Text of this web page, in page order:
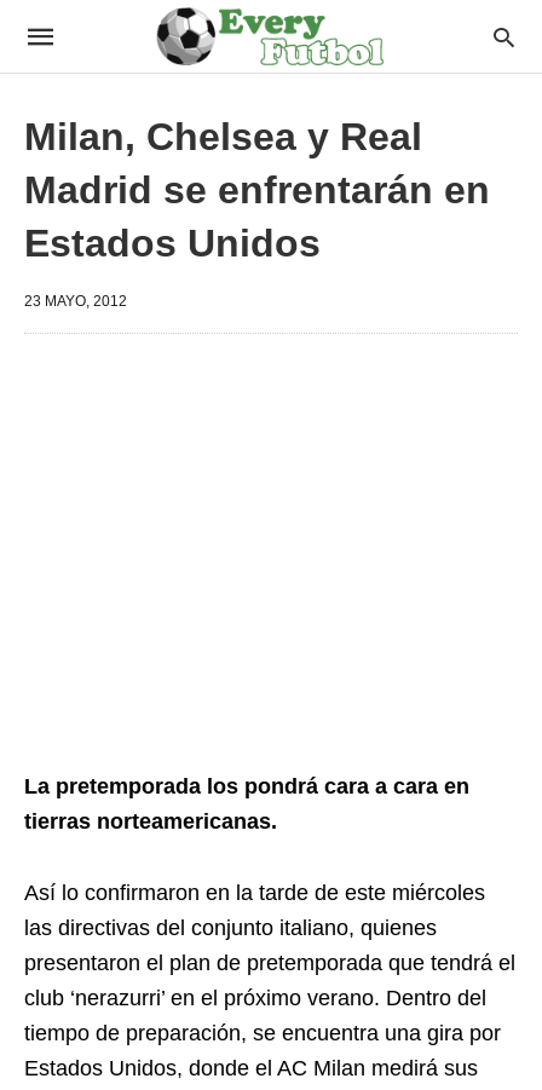
Milan, Chelsea y Real
Madrid se enfrentarán en
Estados Unidos
23 MAYO, 2012
La pretemporada los pondrá cara a cara en
tierras norteamericanas.
Así lo confirmaron en la tarde de este miércoles
las directivas del conjunto italiano, quienes
presentaron el plan de pretemporada que tendrá el
club ‘nerazurri’ en el próximo verano. Dentro del
tiempo de preparación, se encuentra una gira por
Estados Unidos, donde el AC Milan medirá sus